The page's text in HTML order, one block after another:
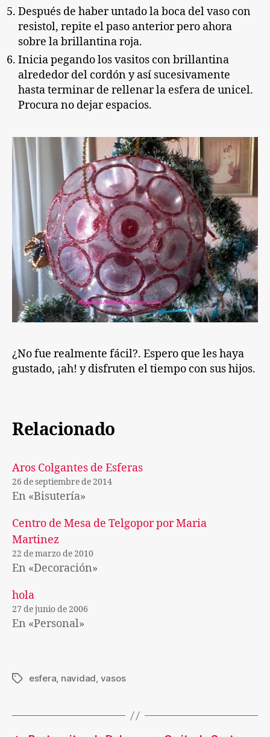
Después de haber untado la boca del vaso con
resistol, repite el paso anterior pero ahora
sobre la brillantina roja.
Inicia pegando los vasitos con brillantina
alrededor del cordón y así sucesivamente
hasta terminar de rellenar la esfera de unicel.
Procura no dejar espacios.
¿No fue realmente fácil?. Espero que les haya
gustado, ¡ah! y disfruten el tiempo con sus hijos.
Relacionado
Aros Colgantes de Esferas
26 de septiembre de 2014
En «Bisutería»
Centro de Mesa de Telgopor por Maria
Martinez
22 de marzo de 2010
En «Decoración»
hola
27 de junio de 2006
En «Personal»
Etiquetas
esfera, navidad, vasos